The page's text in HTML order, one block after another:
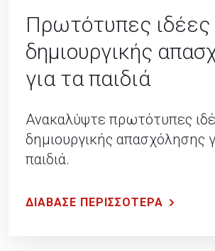
Πρωτότυπες ιδέες
δημιουργικής
για τα παιδιά
Ανακαλύψτε πρωτότυπες
δημιουργικής απασχόλησης
παιδιά.
ΔΙΑΒΑΣΕ ΠΕΡΙΣΣΟΤΕΡΑ